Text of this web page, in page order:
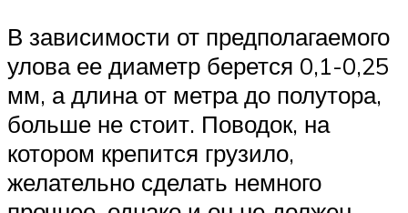
В зависимости от предполагаемого
улова ее диаметр берется 0,1-0,25
мм, а длина от метра до полутора,
больше не стоит. Поводок, на
котором крепится грузило,
желательно сделать немного